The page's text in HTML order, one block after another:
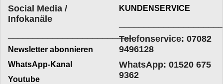
Social Media /
Infokanäle
_________________________
Newsletter abonnieren
WhatsApp-Kanal
Youtube
KUNDENSERVICE
Telefonservice: 07082
9496128
WhatsApp: 01520 675
9362